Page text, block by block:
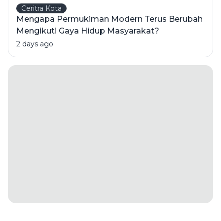
Ceritra Kota
Mengapa Permukiman Modern Terus Berubah
Mengikuti Gaya Hidup Masyarakat?
2 days ago